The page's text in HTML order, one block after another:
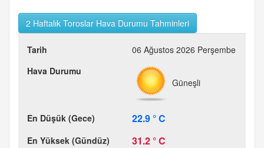
2 Haftalık Toroslar Hava Durumu Tahminleri
06 Ağustos 2026 Perşembe
Güneşli
22.9 ° C
31.2 ° C